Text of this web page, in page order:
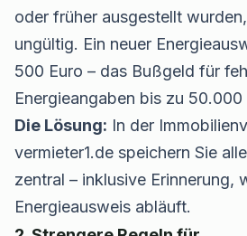
oder früher ausgestellt
ungültig. Ein neuer
500 Euro – das Bußgeld für
Energieangaben bis zu 50.000
Die Lösung: In der
vermieter1.de speichern Sie
zentral – inklusive Erinnerung,
Energieausweis abläuft.